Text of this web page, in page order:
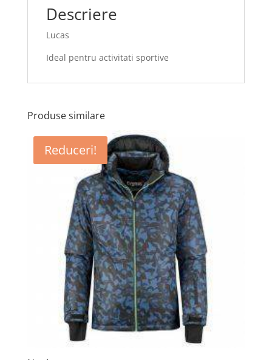
Descriere
Lucas
Ideal pentru activitati sportive
Produse similare
Reduceri!